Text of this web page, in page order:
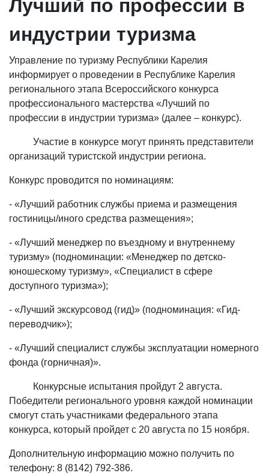
Лучший по профессии в
индустрии туризма
Управление по туризму Республики Карелия
информирует о проведении в Республике Карелия
регионального этапа Всероссийского конкурса
профессионального мастерства «Лучший по
профессии в индустрии туризма» (далее – конкурс).
Участие в конкурсе могут принять представители
организаций туристской индустрии региона.
Конкурс проводится по номинациям:
- «Лучший работник службы приема и размещения
гостиницы/иного средства размещения»;
- «Лучший менеджер по въездному и внутреннему
туризму» (подноминации: «Менеджер по детско-
юношескому туризму», «Специалист в сфере
доступного туризма»);
- «Лучший экскурсовод (гид)» (подноминация: «Гид-
переводчик»);
- «Лучший специалист службы эксплуатации номерного
фонда (горничная)».
Конкурсные испытания пройдут 2 августа.
Победители регионального уровня каждой номинации
смогут стать участниками федерального этапа
конкурса, который пройдет с 20 августа по 15 ноября.
Дополнительную информацию можно получить по
телефону: 8 (8142) 792-386.